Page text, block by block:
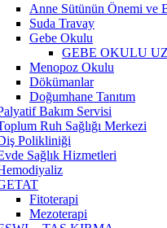
Anne Sütünün Önemi ve
Suda Travay
Gebe Okulu
GEBE OKULU
Menopoz Okulu
Dökümanlar
Doğumhane Tanıtım
Bakım Servisi
Ruh Sağlığı Merkezi
Polikliniği
Sağlık Hizmetleri
Fitoterapi
Mezoterapi